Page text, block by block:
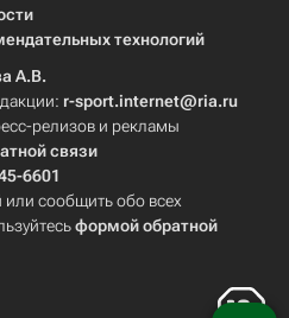
технологий
А.В.
r-sport.internet@ria.ru
релизов и рекламы
связи
6601
или сообщить обо всех
формой обратной